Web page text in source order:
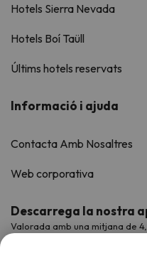
Hotels Sierra Nevada
Hotels Boí Taüll
Últims hotels reservats
Informació i ajuda
Contacta Amb Nosaltres
Web corporativa
Descarrega la nostra
Valorada amb una mitjana de